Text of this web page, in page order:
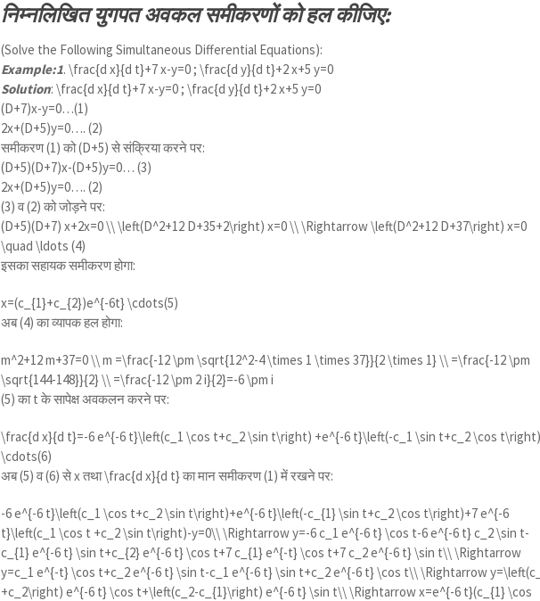
निम्नलिखित युगपत अवकल समीकरणों को हल कीजिए:
(Solve the Following Simultaneous Differential Equations):
Example:1.\frac{d x}{d t}+7 x-y=0 ; \frac{d y}{d t}+2 x+5 y=0
Solution:\frac{d x}{d t}+7 x-y=0 ; \frac{d y}{d t}+2 x+5 y=0
(D+7)x-y=0…(1)
2x+(D+5)y=0…. (2)
समीकरण (1) को (D+5) से संक्रिया करने पर:
(D+5)(D+7)x-(D+5)y=0… (3)
2x+(D+5)y=0…. (2)
(3) व (2) को जोड़ने पर:
(D+5)(D+7) x+2x=0 \\ \left(D^2+12 D+35+2\right) x=0 \\ \Rightarrow \left(D^2+12 D+37\right) x=0
\quad \ldots (4)
इसका सहायक समीकरण होगा:
x=(c_{1}+c_{2})e^{-6t} \cdots(5)
अब (4) का व्यापक हल होगा:
m^2+12 m+37=0 \\ m =\frac{-12 \pm \sqrt{12^2-4 \times 1 \times 37}}{2 \times 1} \\ =\frac{-12 \pm
\sqrt{144-148}}{2} \\ =\frac{-12 \pm 2 i}{2}=-6 \pm i
(5) का t के सापेक्ष अवकलन करने पर:
\frac{d x}{d t}=-6 e^{-6 t}\left(c_1 \cos t+c_2 \sin t\right) +e^{-6 t}\left(-c_1 \sin t+c_2 \cos
\cdots(6)
अब (5) व (6) से x तथा\frac{d x}{d t}का मान समीकरण (1) में रखने पर:
-6 e^{-6 t}\left(c_1 \cos t+c_2 \sin t\right)+e^{-6 t}\left(-c_{1} \sin t+c_2 \cos t\right)+7 e^{-6
t}\left(c_1 \cos t +c_2 \sin t\right)-y=0\\ \Rightarrow y=-6 c_1 e^{-6 t} \cos t-6 e^{-6 t} c_2 \sin t-
c_{1} e^{-6 t} \sin t+c_{2} e^{-6 t} \cos t+7 c_{1} e^{-t} \cos t+7 c_2 e^{-6 t} \sin t\\ \Rightarrow
y=c_1 e^{-t} \cos t+c_2 e^{-6 t} \sin t-c_1 e^{-6 t} \sin t+c_2 e^{-6 t} \cos t\\ \Rightarrow
+c_2\right) e^{-6 t} \cos t+\left(c_2-c_{1}\right) e^{-6 t} \sin t\\ \Rightarrow x=e^{-6 t}(c_{1} \cos